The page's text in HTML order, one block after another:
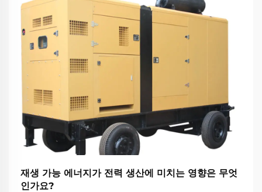
재생 가능 에너지가 전력 생산에 미치는 영향은 무엇
인가요?